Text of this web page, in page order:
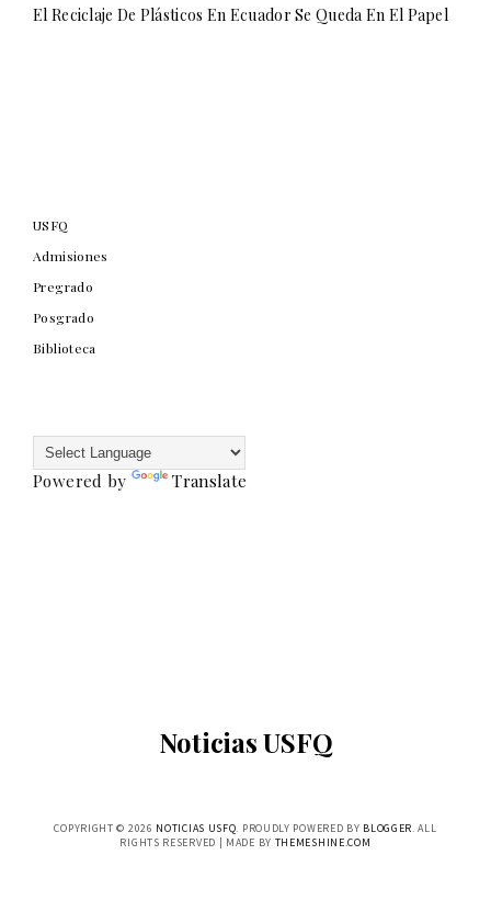
El Reciclaje De Plásticos En Ecuador Se Queda En El Papel
USFQ
Admisiones
Pregrado
Posgrado
Biblioteca
Powered by Translate
Noticias USFQ
COPYRIGHT © 2026 NOTICIAS USFQ. PROUDLY POWERED BY BLOGGER. ALL
RIGHTS RESERVED | MADE BY THEMESHINE.COM